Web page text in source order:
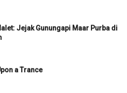
Jejak Gunungapi Maar Purba di
a Trance